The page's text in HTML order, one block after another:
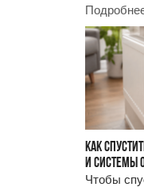
КАК
И СИСТЕМЫ
Чтобы